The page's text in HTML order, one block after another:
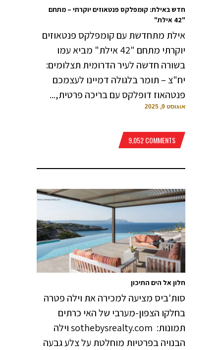
חדש באילת: קומפלקס פנטאוזים יוקרתי – מתחם
"42 אילת"
אילת מתחדשת עם קומפלקס פנטאוזים
יוקרתי מתחם "42 אילת" מביא עמו
בשורה חדשה לעיר הדרומית תצלומים:
יח"צ – תומר בלגולה דמיינו לעצמכם
פנטהאוז דופלקס עם בריכה פרטית,...
אוגוסט 9, 2025
9,052 COMMENTS
חלון אל הים התיכון
סות'ביס מציעה למכירה את וילה פטרה
בחלקו הצפון-מערבי של האי כרתים
תמונות: sothebysrealty.com וילה
הבנויה בפרטיות מוחלטת על צלע גבעה